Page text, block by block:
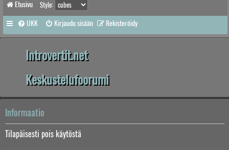
Etusivu Style:
UKK Kirjaudu sisään Rekisteröidy
Introvertit.net
Keskustelufoorumi
Informaatio
Tilapäisesti pois käytöstä